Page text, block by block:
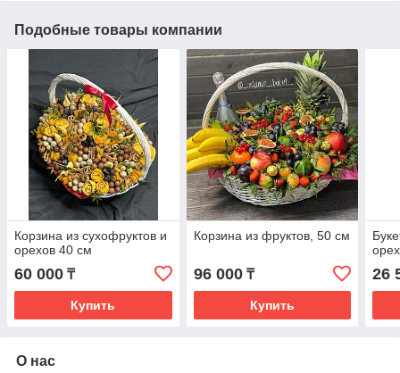
Подобные товары компании
Корзина из сухофруктов и
орехов 40 см
60 000 ₸
Купить
Корзина из фруктов, 50 см
96 000₸
Купить
26
О нас